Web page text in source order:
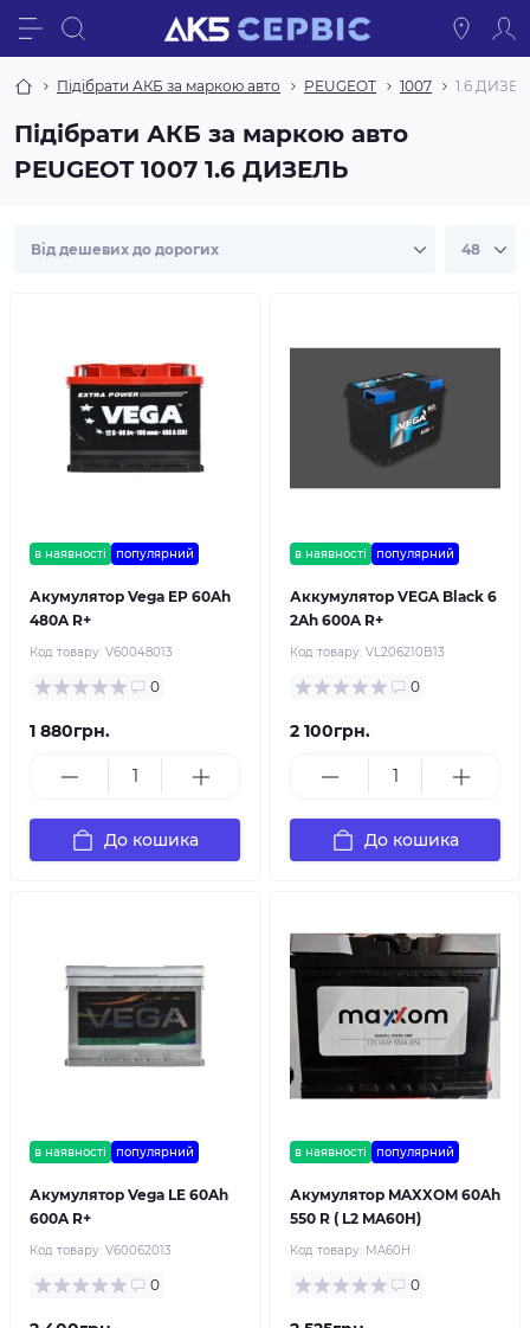
Підібрати АКБ за маркою авто PEUGEOT 1007 1.6
Підібрати АКБ за маркою авто
PEUGEOT 1007 1.6 ДИЗЕЛЬ
в наявності популярний
Акумулятор Vega EP 60Ah
480A R+
Код товару: V60048013
0
1 880грн.
До кошика
в наявності популярний
Аккумулятор VEGA Black 6
2Ah 600A R+
Код товару: VL206210B13
0
2 100грн.
До кошика
в наявності популярний
Акумулятор Vega LE 60Ah
600A R+
Код товару: V60062013
0
в наявності популярний
Акумулятор MAXXOM 60Ah
550 R ( L2 MA60H)
Код товару: MA60H
0